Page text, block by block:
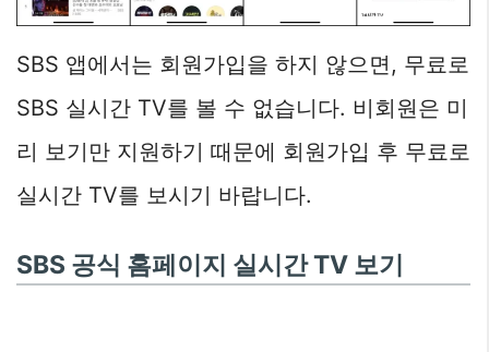
SBS 앱에서는 회원가입을 하지 않으면, 무료로
SBS 실시간 TV를 볼 수 없습니다. 비회원은 미
리 보기만 지원하기 때문에 회원가입 후 무료로
실시간 TV를 보시기 바랍니다.
SBS 공식 홈페이지 실시간 TV 보기